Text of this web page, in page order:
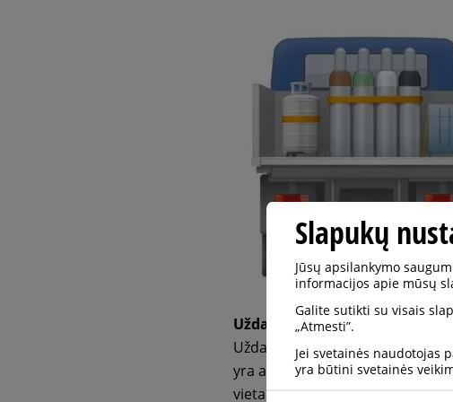
Uždaros transporto priemonės
Uždaros transporto priemonės
yra atskirta fiksuota pertvara.
vieta gali būti ventiliuojama
Slapukų
Jūsų apsilankymo
informacijos apie mūsų
Galite sutikti su visais
„Atmesti”.
Jei svetainės naudotojas
yra būtini svetainės